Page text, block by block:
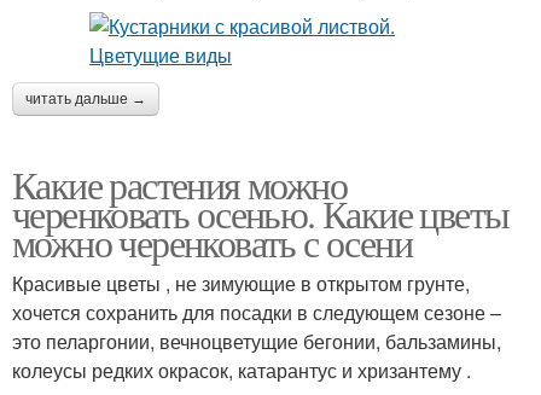
читать дальше →
Какие растения можно
черенковать осенью. Какие цветы
можно черенковать с осени
Красивые цветы , не зимующие в открытом грунте,
хочется сохранить для посадки в следующем сезоне –
это пеларгонии, вечноцветущие бегонии, бальзамины,
колеусы редких окрасок, катарантус и хризантему .